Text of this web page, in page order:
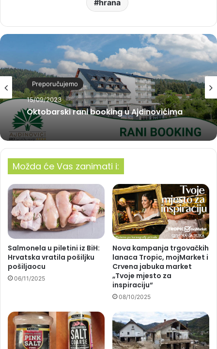
hrana
Preporučujemo
15/09/2023
Oktobarski rani booking u Ajdinovićima
Možda će Vas zanimati i:
Salmonela u piletini iz BiH:
Hrvatska vratila pošiljku
pošiljaocu
06/11/2025
Nova kampanja trgovačkih
lanaca Tropic, mojMarket i
Crvena jabuka market
„Tvoje mjesto za
inspiraciju“
08/10/2025